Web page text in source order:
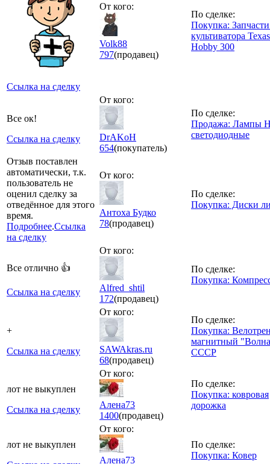
Ссылка на сделку
От кого:
Volk88
797(продавец)
По сделке:
Покупка:
культиватора Texas
Hobby 300
Все ок!
Ссылка на сделку
От кого:
DrAKoH
654(покупатель)
По сделке:
Продажа: Лампы
светодиодные
Отзыв поставлен
автоматически, т.к.
пользователь не
оценил сделку за
отведённое для этого
время.
Подробнее.Ссылка
на сделку
От кого:
Антоха Будко
78(продавец)
По сделке:
Покупка: Диски
Все отлично 👍
Ссылка на сделку
От кого:
Alfred_shtil
172(продавец)
По сделке:
Покупка:
+
Ссылка на сделку
От кого:
SAWAkras.ru
68(продавец)
По сделке:
Покупка:
магнитный
СССР
лот не выкуплен
Ссылка на сделку
От кого:
Алена73
1400(продавец)
По сделке:
Покупка: ковровая
дорожка
лот не выкуплен
От кого:
Алена73
По сделке:
Покупка: Ковер